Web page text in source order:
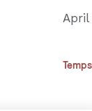
April